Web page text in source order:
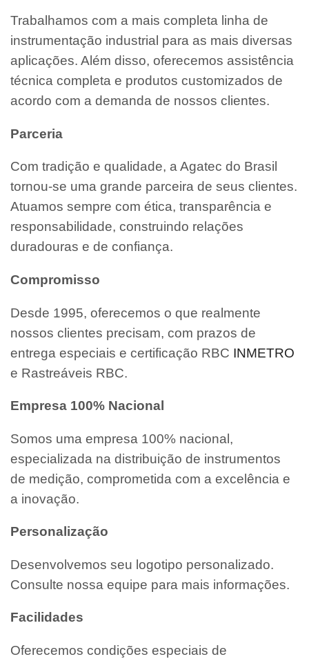
Trabalhamos com a mais completa linha de
instrumentação industrial para as mais diversas
aplicações. Além disso, oferecemos assistência
técnica completa e produtos customizados de
acordo com a demanda de nossos clientes.
Parceria
Com tradição e qualidade, a Agatec do Brasil
tornou-se uma grande parceira de seus clientes.
Atuamos sempre com ética, transparência e
responsabilidade, construindo relações
duradouras e de confiança.
Compromisso
Desde 1995, oferecemos o que realmente
nossos clientes precisam, com prazos de
entrega especiais e certificação RBC INMETRO
e Rastreáveis RBC.
Empresa 100% Nacional
Somos uma empresa 100% nacional,
especializada na distribuição de instrumentos
de medição, comprometida com a excelência e
a inovação.
Personalização
Desenvolvemos seu logotipo personalizado.
Consulte nossa equipe para mais informações.
Facilidades
Oferecemos condições especiais de